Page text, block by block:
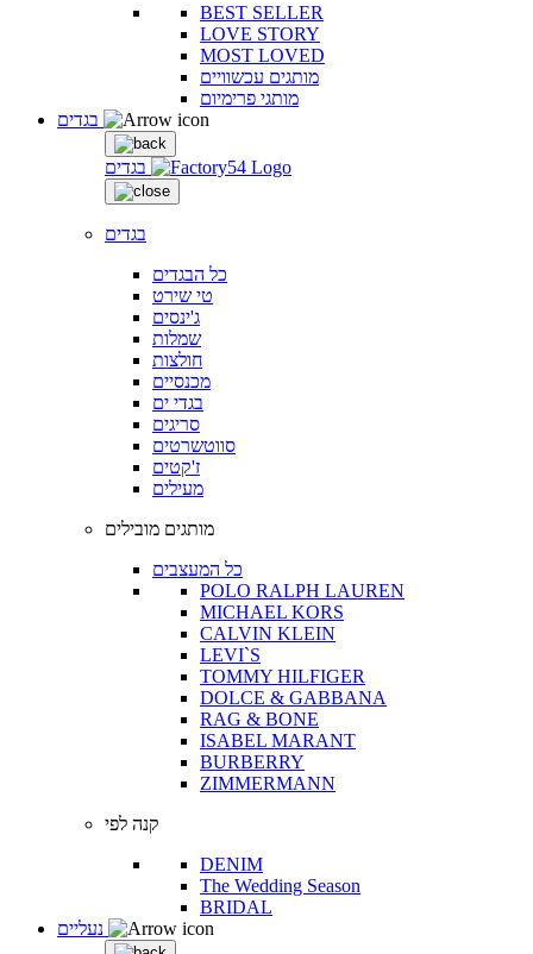
BEST SELLER
LOVE STORY
MOST LOVED
מותגים עכשוויים
מותגי פרימיום
בגדים
בגדים
כל הבגדים
טי שירט
ג'ינסים
שמלות
חולצות
מכנסיים
בגדי ים
סריגים
סווטשרטים
ז'קטים
מעילים
מותגים מובילים
כל המעצבים
POLO RALPH LAUREN
MICHAEL KORS
CALVIN KLEIN
LEVI`S
TOMMY HILFIGER
DOLCE & GABBANA
RAG & BONE
ISABEL MARANT
BURBERRY
ZIMMERMANN
קנה לפי
DENIM
The Wedding Season
BRIDAL